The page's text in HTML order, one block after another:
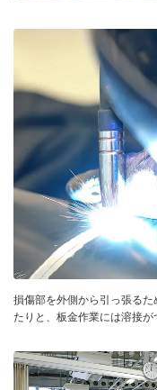
損傷部を外側から引っ張る
たりと、板金作業には溶接が